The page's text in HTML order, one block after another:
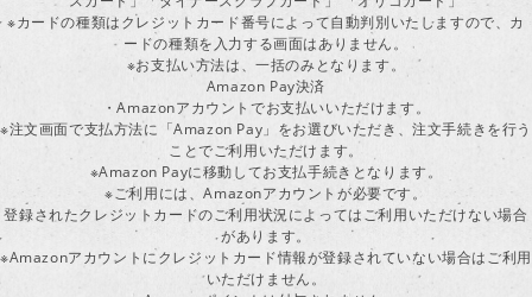
※カードの種類はクレジットカード番号によって自動判別いたしますので、カ
ードの種類を入力する画面はありません。
※お支払い方法は、一括のみとなります。
Amazon Pay決済
・Amazonアカウントでお支払いいただけます。
※注文画面で支払方法に「Amazon Pay」をお選びいただき、注文手続きを行う
ことでご利用いただけます。
※Amazon Payに移動してお支払手続きとなります。
※ご利用には、Amazonアカウントが必要です。
登録されたクレジットカードのご利用状況によってはご利用いただけない場合
があります。
※Amazonアカウントにクレジットカード情報が登録されていない場合はご利用
いただけません。